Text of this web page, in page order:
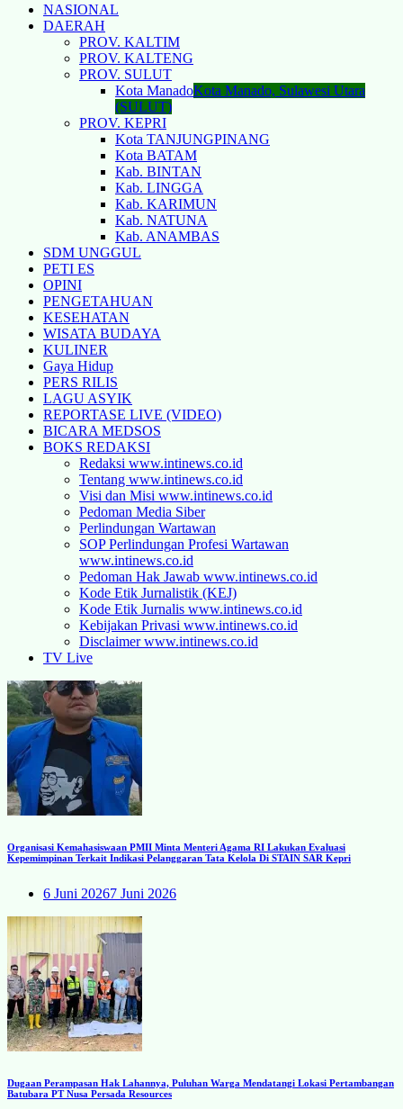
NASIONAL
DAERAH
PROV. KALTIM
PROV. KALTENG
PROV. SULUT
Kota ManadoKota Manado, Sulawesi Utara
(SULUT)
PROV. KEPRI
Kota TANJUNGPINANG
Kota BATAM
Kab. BINTAN
Kab. LINGGA
Kab. KARIMUN
Kab. NATUNA
Kab. ANAMBAS
SDM UNGGUL
PETI ES
OPINI
PENGETAHUAN
KESEHATAN
WISATA BUDAYA
KULINER
Gaya Hidup
PERS RILIS
LAGU ASYIK
REPORTASE LIVE (VIDEO)
BICARA MEDSOS
BOKS REDAKSI
Redaksi www.intinews.co.id
Tentang www.intinews.co.id
Visi dan Misi www.intinews.co.id
Pedoman Media Siber
Perlindungan Wartawan
SOP Perlindungan Profesi Wartawan
www.intinews.co.id
Pedoman Hak Jawab www.intinews.co.id
Kode Etik Jurnalistik (KEJ)
Kode Etik Jurnalis www.intinews.co.id
Kebijakan Privasi www.intinews.co.id
Disclaimer www.intinews.co.id
TV Live
Organisasi Kemahasiswaan PMII Minta Menteri Agama RI Lakukan Evaluasi
Kepemimpinan Terkait Indikasi Pelanggaran Tata Kelola Di STAIN SAR Kepri
6 Juni 20267 Juni 2026
Dugaan Perampasan Hak Lahannya, Puluhan Warga Mendatangi Lokasi Pertambangan
Batubara PT Nusa Persada Resources